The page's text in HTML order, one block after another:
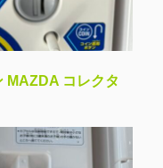
MAZDA コレクタ